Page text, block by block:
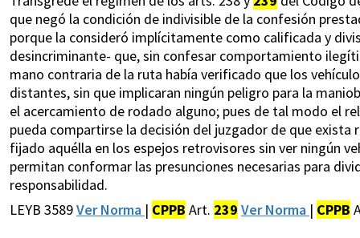
que negó la condición de indivisible de la confesión
porque la consideró implícitamente como calificada y
desincriminante- que, sin confesar comportamiento
mano contraria de la ruta había verificado que los
distantes, sin que implicaran ningún peligro para la
el acercamiento de rodado alguno; pues de tal modo el
pueda compartirse la decisión del juzgador de que
fijado aquélla en los espejos retrovisores sin ver ningún
permitan conformar las presunciones necesarias para
responsabilidad.
LEYB 3589Ver Norma | CPPB Art. 239 Ver Norma | CPPB